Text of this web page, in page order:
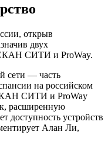
открыв
двух
СКАН СИТИ и ProWay.
сети — часть
на российском
СИТИ и ProWay
расширенную
доступность устройств
Алан Ли,